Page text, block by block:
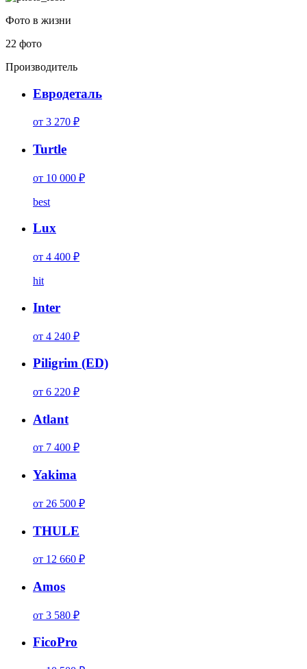
Фото в жизни
22 фото
Производитель
Евродеталь
от 3 270 ₽
Turtle
от 10 000 ₽
best
Lux
от 4 400 ₽
hit
Inter
от 4 240 ₽
Piligrim (ED)
от 6 220 ₽
Atlant
от 7 400 ₽
Yakima
от 26 500 ₽
THULE
от 12 660 ₽
Amos
от 3 580 ₽
FicoPro